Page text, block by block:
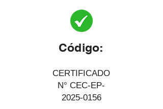
Código:
CERTIFICADO
N° CEC-EP-
2025-0156